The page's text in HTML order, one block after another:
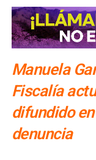
Manuela
Fiscalía
difundido
denuncia